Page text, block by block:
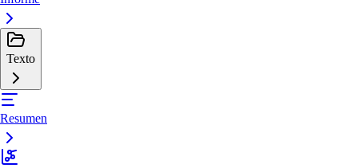
Texto
Resumen